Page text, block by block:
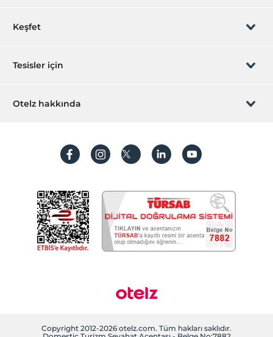
Rezervasyon yönet
Sıkça sorulan sorular
İşlem rehberi
Keşfet
Hediye Kart
Hesap oluştur
Tesisler için
Hemen tesisinizi ekleyin
Otelz hakkında
Koşullar ve şartlar
Aydınlatma metni
Çerez politikamız
Copyright 2012-2026 otelz.com. Tüm hakları saklıdır.